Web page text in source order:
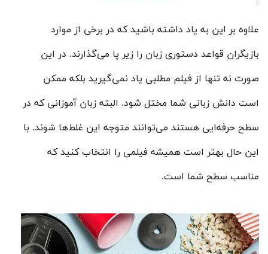
علاوه بر این به یاد داشته باشید که در برخی از موارد
بازیگران قواعد دستوری زبان را زیر پا می‌گذارند. در این
صورت نه تنها از فیلم مطلبی یاد نمی‌گیرید بلکه ممکن
است دانش زبانی شما مختل شود. البته زبان آموزانی که در
سطح حرفه‌ایی هستند می‌توانند متوجه این غلط‌ها شوند. با
این حال بهتر است همیشه فیلمی را انتخاب کنید که
مناسب سطح شما است.